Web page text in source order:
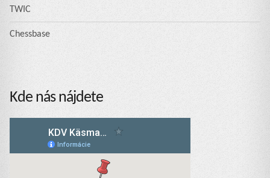
TWIC
Chessbase
Kde nás nájdete